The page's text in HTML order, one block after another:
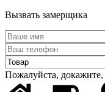
Вызвать замерщика
Пожалуйста,